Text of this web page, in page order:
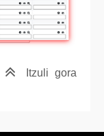
Itzuli gora